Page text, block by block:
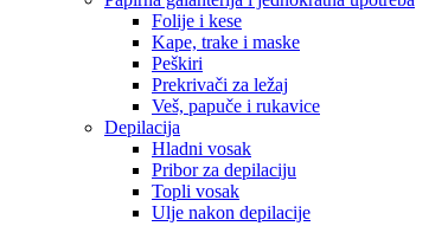
Folije i kese
Kape, trake i maske
Peškiri
Prekrivači za ležaj
Veš, papuče i rukavice
Depilacija
Hladni vosak
Pribor za depilaciju
Topli vosak
Ulje nakon depilacije